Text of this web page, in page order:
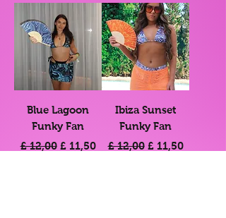
Blue Lagoon
Funky Fan
Normale prijs
£ 12,00 Verkoopprijs
£ 11,50
Ibiza Sunset
Funky Fan
Normale prijs
£ 12,00 Verkoopprijs
£ 11,50